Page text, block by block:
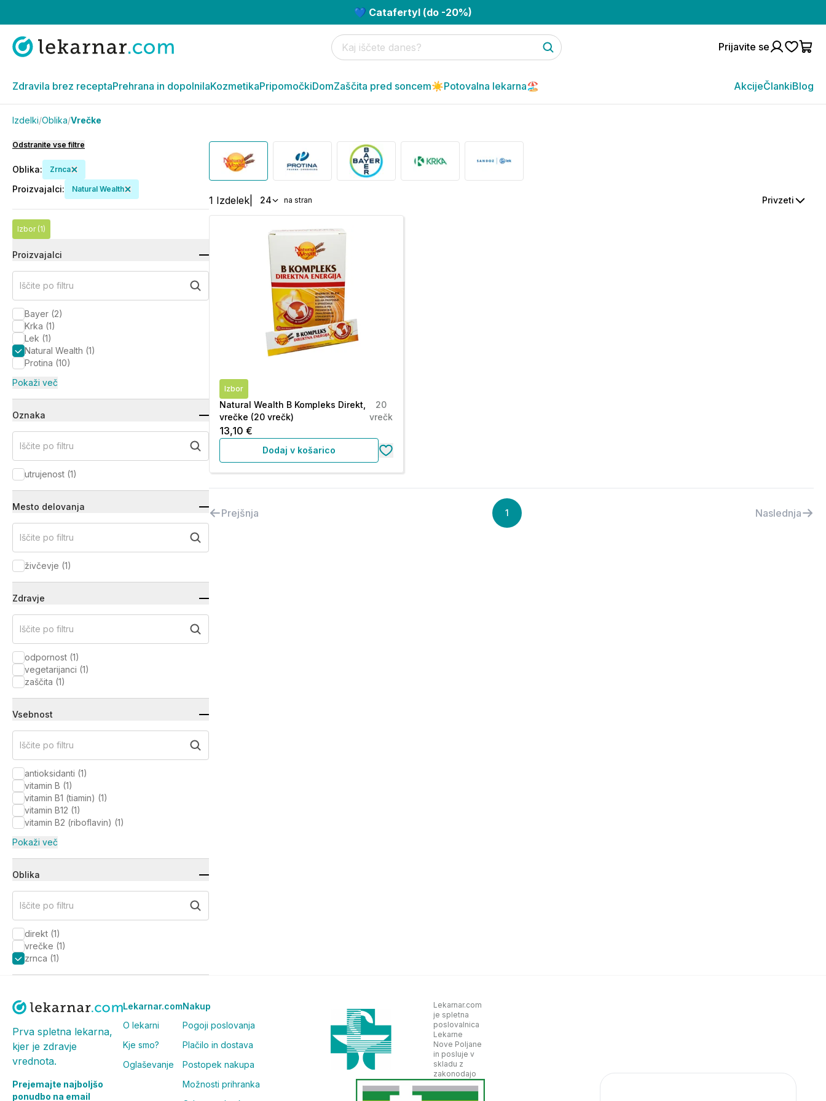
💙 Catafertyl (do -20%)
Prijavite se
Zdravila brez receptaPrehrana in dopolnilaKozmetikaPripomočkiDomZaščita pred soncem☀️Potovalna lekarna🏖️ AkcijeČlankiBlog
Izdelki/Oblika/Vrečke
Odstranite vse filtre
Oblika: Zrnca
Proizvajalci: Natural Wealth
Izbor (1)
Proizvajalci
Iščite po filtru
Bayer (2)
Krka (1)
Lek (1)
Natural Wealth (1)
Protina (10)
Pokaži več
Oznaka
Iščite po filtru
utrujenost (1)
Mesto delovanja
Iščite po filtru
živčevje (1)
Zdravje
Iščite po filtru
odpornost (1)
vegetarijanci (1)
zaščita (1)
Vsebnost
Iščite po filtru
antioksidanti (1)
vitamin B (1)
vitamin B1 (tiamin) (1)
vitamin B12 (1)
vitamin B2 (riboflavin) (1)
Pokaži več
Oblika
Iščite po filtru
direkt (1)
vrečke (1)
zrnca (1)
1 Izdelek 24 na stran Privzeti
Izbor
Natural Wealth B Kompleks Direkt,
vrečke (20 vrečk)
20
vrečk
13,10 €
Dodaj v košarico
Prejšnja 1 Naslednja
Prva spletna lekarna,
kjer je zdravje
vrednota.
Prejemajte najboljšo
ponudbo na email
Lekarnar.com
O lekarni
Kje smo?
Oglaševanje
Nakup
Pogoji poslovanja
Plačilo in dostava
Postopek nakupa
Možnosti prihranka
Lekarnar.com
je spletna
poslovalnica
Lekarne
Nove Poljane
in posluje v
skladu z
zakonodajo